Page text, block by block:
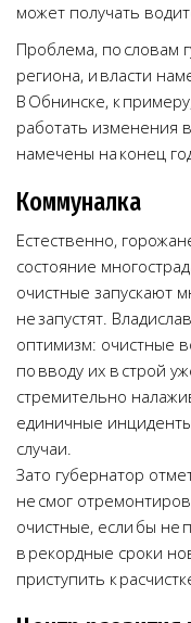
может получать
Проблема, по словам
региона, и власти
В Обнинске, к
работать изменения
намечены на конец
Коммуналка
Естественно,
состояние
очистные запускают
не запустят.
оптимизм: очистные
по вводу их в строй
стремительно
единичные
случаи.
Зато губернатор
не смог
очистные, если бы
в рекордные сроки
приступить к